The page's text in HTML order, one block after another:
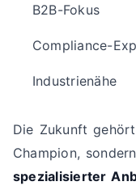
B2B-Fokus
Compliance-
Industrienähe
Die Zukunft
Champion,
spezialisierter